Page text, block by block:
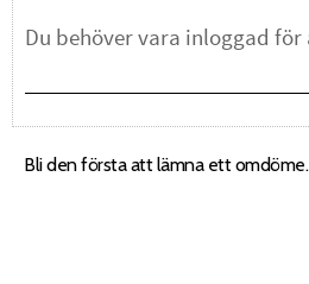
Bli den första att lämna ett omdöme.